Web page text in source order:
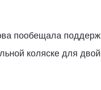
пообещала
коляске для